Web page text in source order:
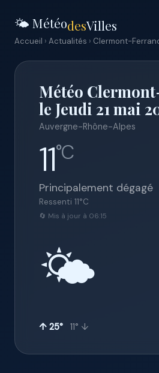
🌤️ MétéodesVilles
Accueil › Actualités › Clermont-
Météo
le Jeudi 21 mai
Auvergne-Rhône-Alpes
11°C
Principalement dégagé
Ressenti 11°C
🔄 Mis à jour à 06:15
🌤️
↑ 25° 11° ↓